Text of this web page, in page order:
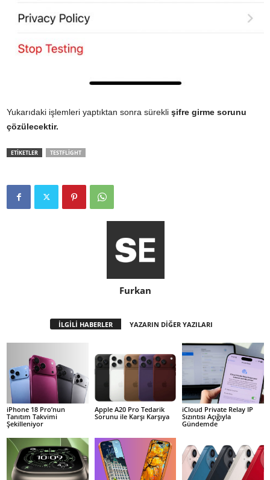
Yukarıdaki işlemleri yaptıktan sonra sürekli şifre girme sorunu
çözülecektir.
ETİKETLER TESTFLIGHT
Furkan
İLGİLİ HABERLER YAZARIN DİĞER YAZILARI
iPhone 18 Pro’nun
Tanıtım Takvimi
Şekilleniyor
Apple A20 Pro Tedarik
Sorunu ile Karşı Karşıya
iCloud Private Relay IP
Sızıntısı Açığıyla
Gündemde